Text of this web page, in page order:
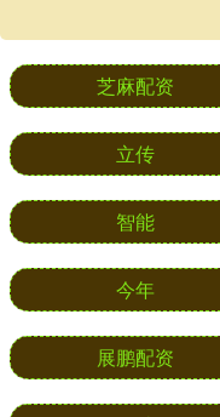
芝麻配资
立传
智能
今年
展鹏配资